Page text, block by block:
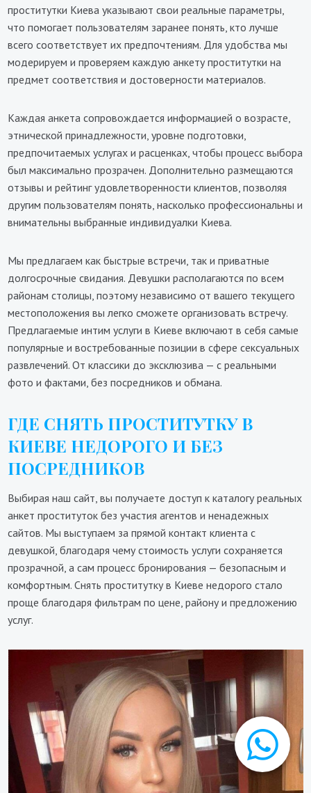
проститутки Киева указывают свои реальные параметры,
что помогает пользователям заранее понять, кто лучше
всего соответствует их предпочтениям. Для удобства мы
модерируем и проверяем каждую анкету проститутки на
предмет соответствия и достоверности материалов.
Каждая анкета сопровождается информацией о возрасте,
этнической принадлежности, уровне подготовки,
предпочитаемых услугах и расценках, чтобы процесс выбора
был максимально прозрачен. Дополнительно размещаются
отзывы и рейтинг удовлетворенности клиентов, позволяя
другим пользователям понять, насколько профессиональны и
внимательны выбранные индивидуалки Киева.
Мы предлагаем как быстрые встречи, так и приватные
долгосрочные свидания. Девушки располагаются по всем
районам столицы, поэтому независимо от вашего текущего
местоположения вы легко сможете организовать встречу.
Предлагаемые интим услуги в Киеве включают в себя самые
популярные и востребованные позиции в сфере сексуальных
развлечений. От классики до эксклюзива — с реальными
фото и фактами, без посредников и обмана.
ГДЕ СНЯТЬ ПРОСТИТУТКУ В
КИЕВЕ НЕДОРОГО И БЕЗ
ПОСРЕДНИКОВ
Выбирая наш сайт, вы получаете доступ к каталогу реальных
анкет проституток без участия агентов и ненадежных
сайтов. Мы выступаем за прямой контакт клиента с
девушкой, благодаря чему стоимость услуги сохраняется
прозрачной, а сам процесс бронирования — безопасным и
комфортным. Снять проститутку в Киеве недорого стало
проще благодаря фильтрам по цене, району и предложению
услуг.